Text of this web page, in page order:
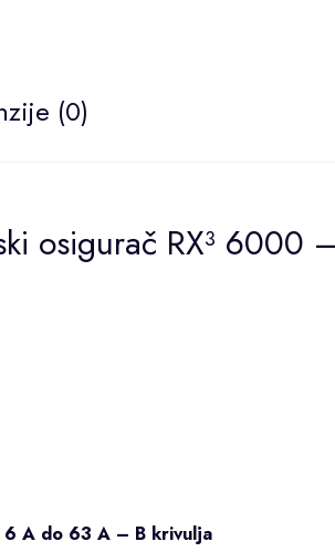
(0)
osigurač RX³
6 A do 63 A – B krivulja